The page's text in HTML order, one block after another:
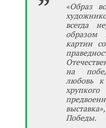
«Образ
всегда
образом
картин
на
любовь
Победы.